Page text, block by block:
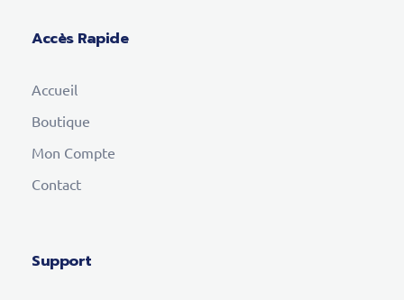
Accès Rapide
Accueil
Boutique
Mon Compte
Contact
Support